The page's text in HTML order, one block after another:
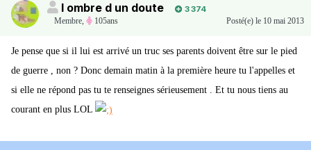
l ombre d un doute
3 374
Membre, 105ans Posté(e) le 10 mai 2013
Je pense que si il lui est arrivé un truc ses parents doivent être sur le pied
de guerre , non ? Donc demain matin à la première heure tu l'appelles et
si elle ne répond pas tu te renseignes sérieusement . Et tu nous tiens au
courant en plus LOL